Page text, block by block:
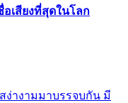
เสียงที่สุดในโลก
างามมาบรรจบกัน มี